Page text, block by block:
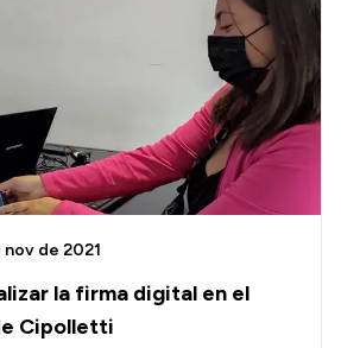
la firma digital en el
Cipolletti
nov de 2021